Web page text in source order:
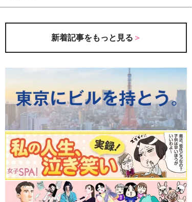
新着記事をもっと見る